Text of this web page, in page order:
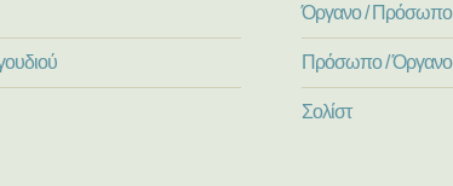
Όργανο / Πρόσωπο
Πρόσωπο / Όργανο
Σολίστ